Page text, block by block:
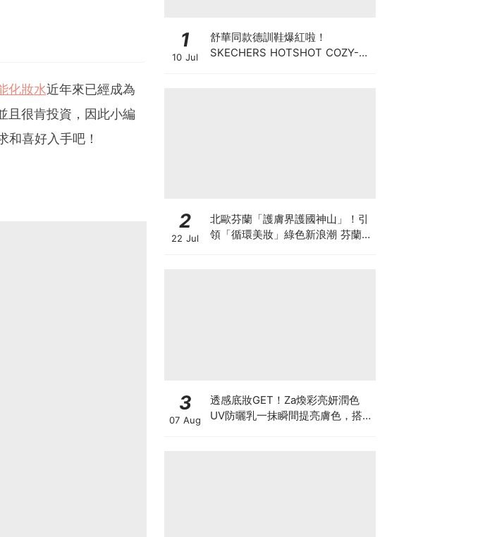
化妝水近年來已經成為
且很肯投資，因此小編
和喜好入手吧！
1
10 Jul
舒華同款德訓鞋爆紅啦！
SKECHERS HOTSHOT COZY-
2
22 Jul
北歐芬蘭「護膚界護國神山」！引
領「循環美妝」綠色新浪潮 芬蘭國
3
07 Aug
透感底妝GET！Za煥彩亮妍潤色
UV防曬乳一抹瞬間提亮膚色，搭